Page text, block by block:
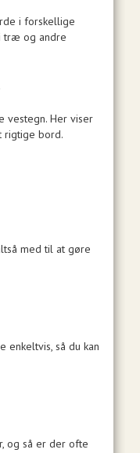
i forskellige
træ og andre
vestegn. Her viser
rigtige bord.
med til at gøre
så du kan
og så er der ofte